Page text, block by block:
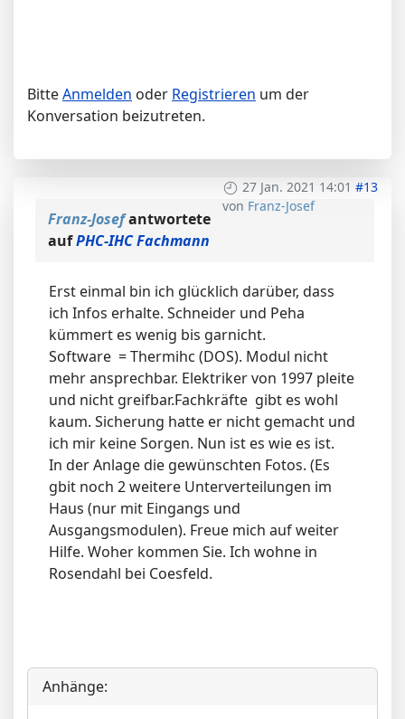
BitteAnmelden oder Registrieren um der
Konversation beizutreten.
27 Jan. 2021 14:01 #13
von Franz-Josef
Franz-Josefantwortete
aufPHC-IHC Fachmann
Erst einmal bin ich glücklich darüber, dass
ich Infos erhalte. Schneider und Peha
kümmert es wenig bis garnicht.
Software = Thermihc (DOS). Modul nicht
mehr ansprechbar. Elektriker von 1997 pleite
und nicht greifbar.Fachkräfte gibt es wohl
kaum. Sicherung hatte er nicht gemacht und
ich mir keine Sorgen. Nun ist es wie es ist.
In der Anlage die gewünschten Fotos. (Es
gbit noch 2 weitere Unterverteilungen im
Haus (nur mit Eingangs und
Ausgangsmodulen). Freue mich auf weiter
Hilfe. Woher kommen Sie. Ich wohne in
Rosendahl bei Coesfeld.
Anhänge: